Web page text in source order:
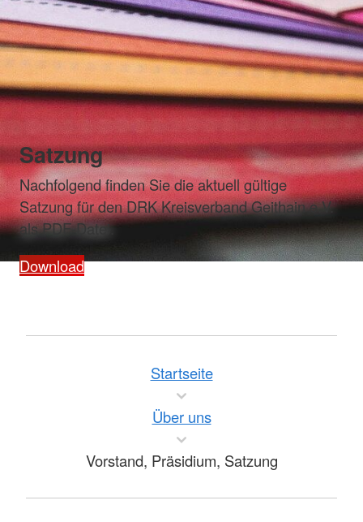
Satzung
Nachfolgend finden Sie die aktuell gültige
Satzung für den DRK Kreisverband Geithain e.V.
als PDF-Datei.
Download
Startseite
Über uns
Vorstand, Präsidium, Satzung